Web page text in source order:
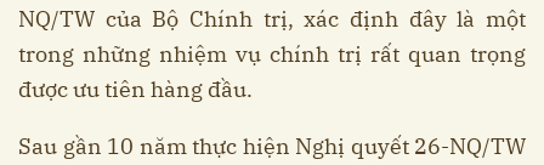
NQ/TW của Bộ Chính trị, xác định đây là một
trong những nhiệm vụ chính trị rất quan trọng
được ưu tiên hàng đầu.
Sau gần 10 năm thực hiện Nghị quyết 26-NQ/TW